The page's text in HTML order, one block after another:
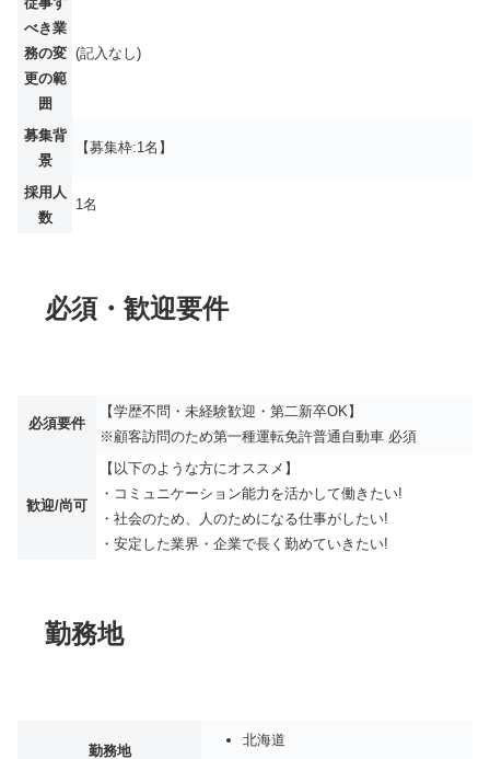
べき業
務の変
更の範
囲
(記入なし)
募集背
景
【募集枠:1名】
採用人
数
1名
必須・歓迎要件
必須要件
【学歴不問・未経験歓迎・第二新卒OK】
※顧客訪問のため第一種運転免許普通自動車 必須
歓迎/尚可
【以下のような方にオススメ】
・コミュニケーション能力を活かして働きたい!
・社会のため、人のためになる仕事がしたい!
・安定した業界・企業で長く勤めていきたい!
勤務地
勤務地
北海道